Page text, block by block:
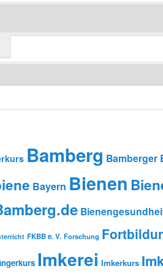
Bamberg Bamberger
Bayern Bienen
FKBB e. V. Forschung
Imkerei Imkerkurs